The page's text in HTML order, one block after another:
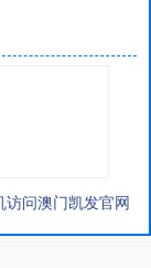
访问澳门凯发官网